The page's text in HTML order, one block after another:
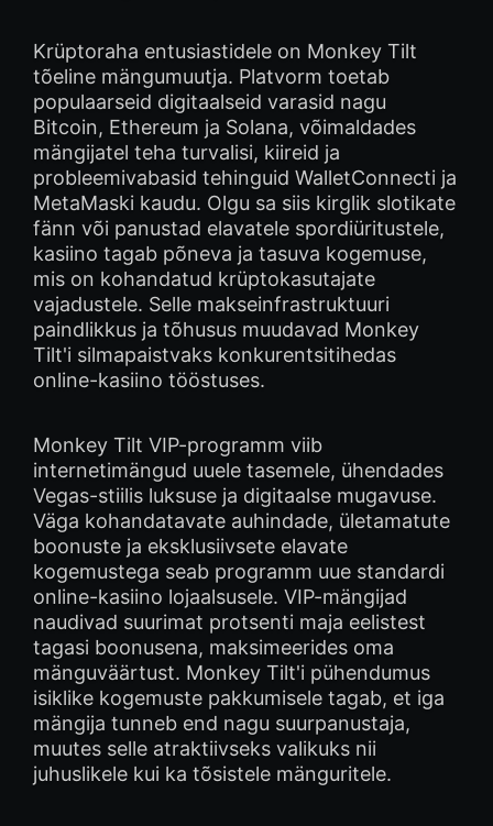
Krüptoraha entusiastidele on Monkey Tilt
tõeline mängumuutja. Platvorm toetab
populaarseid digitaalseid varasid nagu
Bitcoin, Ethereum ja Solana, võimaldades
mängijatel teha turvalisi, kiireid ja
probleemivabasid tehinguid WalletConnecti ja
MetaMaski kaudu. Olgu sa siis kirglik slotikate
fänn või panustad elavatele spordiüritustele,
kasiino tagab põneva ja tasuva kogemuse,
mis on kohandatud krüptokasutajate
vajadustele. Selle makseinfrastruktuuri
paindlikkus ja tõhusus muudavad Monkey
Tilt'i silmapaistvaks konkurentsitihedas
online-kasiino tööstuses.
Monkey Tilt VIP-programm viib
internetimängud uuele tasemele, ühendades
Vegas-stiilis luksuse ja digitaalse mugavuse.
Väga kohandatavate auhindade, ületamatute
boonuste ja eksklusiivsete elavate
kogemustega seab programm uue standardi
online-kasiino lojaalsusele. VIP-mängijad
naudivad suurimat protsenti maja eelistest
tagasi boonusena, maksimeerides oma
mänguväärtust. Monkey Tilt'i pühendumus
isiklike kogemuste pakkumisele tagab, et iga
mängija tunneb end nagu suurpanustaja,
muutes selle atraktiivseks valikuks nii
juhuslikele kui ka tõsistele mänguritele.